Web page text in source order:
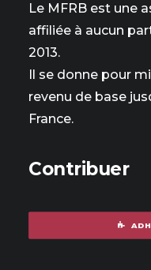
Le MFRB est une
affiliée à aucun
2013.
Il se donne pour
revenu de base
France.
Contribuer